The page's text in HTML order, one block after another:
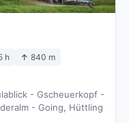
h ↑ 840 m
- Gscheuerkopf -
- Going, Hüttling